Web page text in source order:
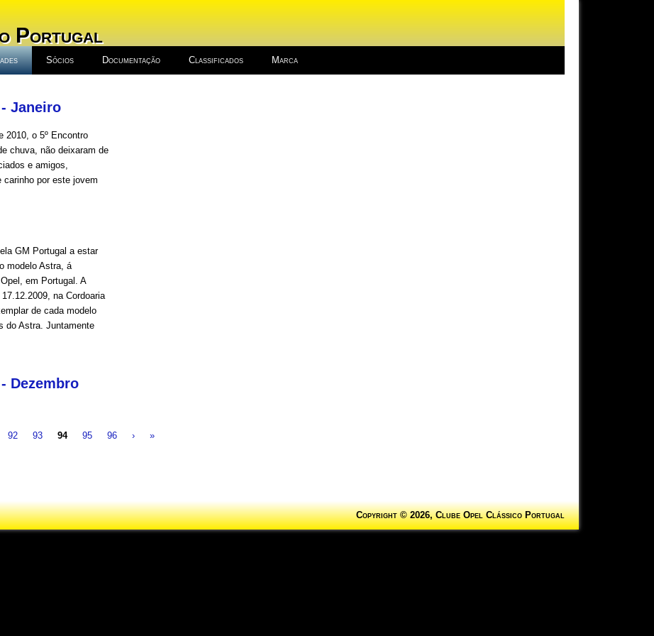
Portugal
Sócios Documentação Classificados Marca
Janeiro
2010, o 5º Encontro
chuva, não deixaram de
e amigos,
por este jovem
GM Portugal a estar
modelo Astra, á
em Portugal. A
na Cordoaria
de cada modelo
do Astra. Juntamente
Dezembro
92 93 94 95 96 › »
Copyright © 2026, Clube Opel Clássico Portugal